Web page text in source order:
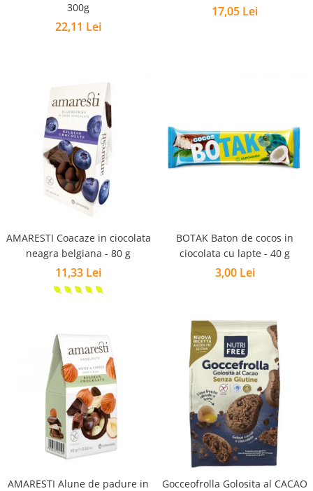
300g
22,11 Lei
17,05 Lei
AMARESTI Coacaze in ciocolata
neagra belgiana - 80 g
11,33 Lei
BOTAK Baton de cocos in
ciocolata cu lapte - 40 g
3,00 Lei
AMARESTI Alune de padure in
Gocceofrolla Golosita al CACAO